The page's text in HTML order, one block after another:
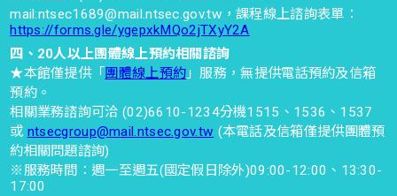
mail:ntsec1689@mail.ntsec.gov.tw，課程線上諮詢表單：
https://forms.gle/ygepxkMQo2jTXyY2A
四、20人以上團體線上預約相關諮詢
★本館僅提供「 團體線上預約 」服務，無提供電話預約及信箱
預約。
相關業務諮詢可洽 (02)6610-1234分機1515、1536、1537
或 ntsecgroup@mail.ntsec.gov.tw (本電話及信箱僅提供團體預
約相關問題諮詢)
※服務時間：週一至週五(國定假日除外)09:00-12:00、13:30-
17:00